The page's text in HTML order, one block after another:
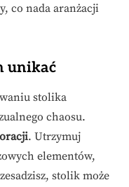
co nada aranżacji
unikać
stolika
chaosu.
. Utrzymuj
elementów,
stolik może